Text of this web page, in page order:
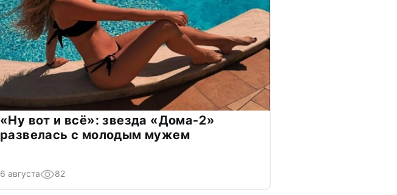
«Ну вот и всё»: звезда «Дома-2»
развелась с молодым мужем
6 августа 82